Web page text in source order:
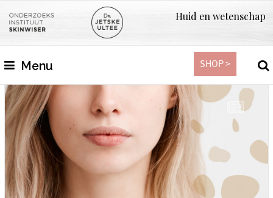
Huid en wetenschap
Menu SHOP >